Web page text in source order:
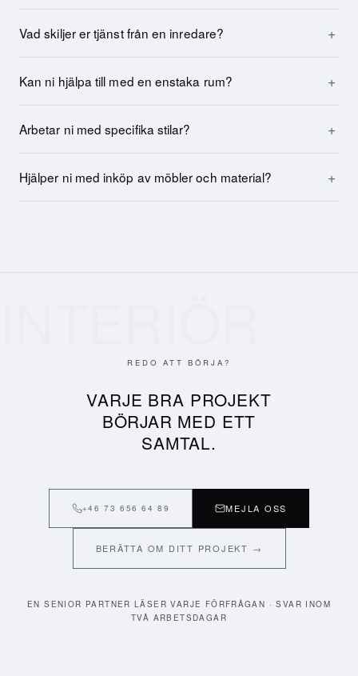
Vad skiljer er tjänst från en inredare?
Kan ni hjälpa till med en enstaka rum?
Arbetar ni med specifika stilar?
Hjälper ni med inköp av möbler och material?
REDO ATT BÖRJA?
VARJE BRA PROJEKT
BÖRJAR MED ETT
SAMTAL.
+46 73 656 64 89 MEJLA OSS
BERÄTTA OM DITT PROJEKT →
EN SENIOR PARTNER LÄSER VARJE FÖRFRÅGAN · SVAR INOM
TVÅ ARBETSDAGAR